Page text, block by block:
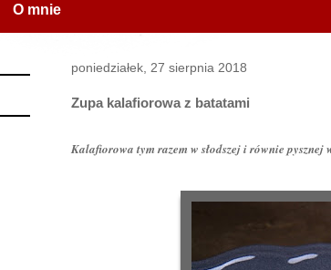
O mnie
poniedziałek, 27 sierpnia 2018
Zupa kalafiorowa z batatami
Kalafiorowa tym razem w słodszej i równie pysznej